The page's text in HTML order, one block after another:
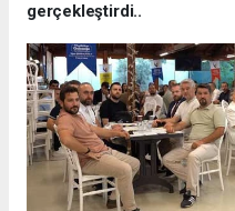
gerçekleştirdi..